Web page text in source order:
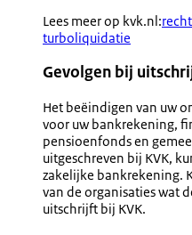
Lees meer op kvk.nl:
turboliquidatie
Gevolgen bij
Het beëindigen van uw
voor uw bankrekening,
pensioenfonds en
uitgeschreven bij KVK,
zakelijke bankrekening.
van de organisaties wat
uitschrijft bij KVK.